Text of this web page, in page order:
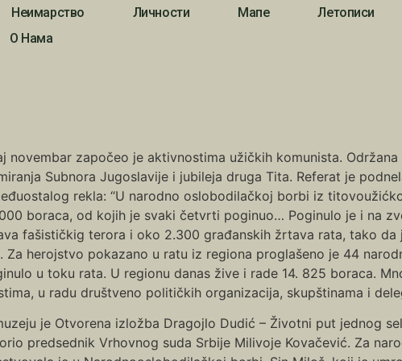
Неимарство Личности Мапе Летописи
О Нама
novembar započeo je aktivnostima užičkih komunista.
Subnora Jugoslavije i jubileja druga Tita. Referat je
rekla: “U narodno oslobodilačkoj borbi iz
boraca, od kojih je svaki četvrti poginuo… Poginulo je i na
fašističkig terora i oko 2.300 građanskih žrtava rata, tako da
Za herojstvo pokazano u ratu iz regiona proglašeno je 44
u toku rata. U regionu danas žive i rade 14. 825 boraca.
u radu društveno političkih organizacija, skupštinama i
je Otvorena izložba Dragojlo Dudić – Životni put jednog
predsednik Vrhovnog suda Srbije Milivoje Kovačević. Za